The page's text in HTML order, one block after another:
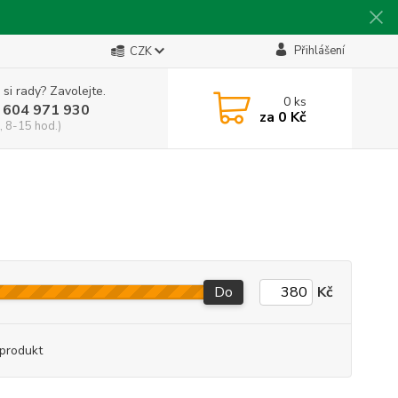
CZK Přihlášení
rady? Zavolejte.
971 930
8-15 hod.)
0ks
za 0 Kč
Do Kč